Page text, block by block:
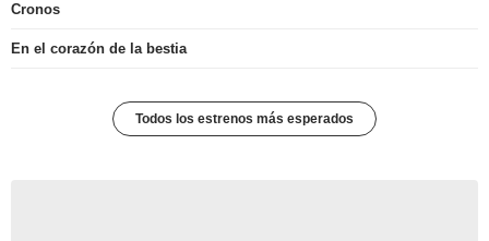
Cronos
En el corazón de la bestia
Todos los estrenos más esperados